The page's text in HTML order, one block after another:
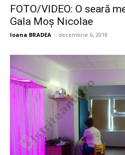
FOTO/VIDEO: O seară
Gala Moș Nicolae
Ioana BRADEA - decembrie 6, 2018